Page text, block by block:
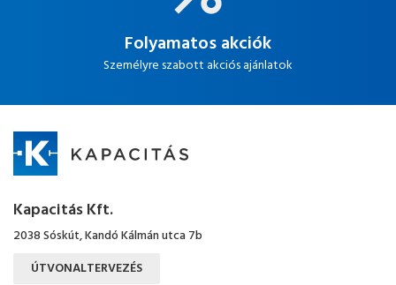
Folyamatos akciók
Személyre szabott akciós ajánlatok
Kapacitás Kft.
2038 Sóskút, Kandó Kálmán utca 7b
ÚTVONALTERVEZÉS